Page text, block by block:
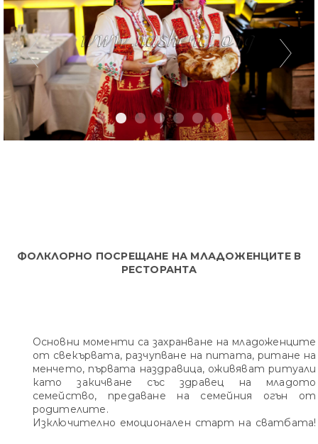
ФОЛКЛОРНО ПОСРЕЩАНЕ НА МЛАДОЖЕНЦИТЕ В
РЕСТОРАНТА
Основни моменти са захранване на младоженците
от свекървата, разчупване на питата, ритане на
менчето, първата наздравица, оживяват ритуали
като закичване със здравец на младото
семейство, предаване на семейния огън от
родителите.
Изключително емоционален старт на сватбата!